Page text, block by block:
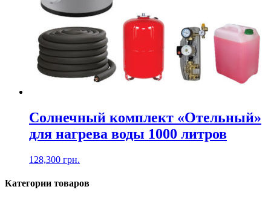
Солнечный комплект «Отельный»
для нагрева воды 1000 литров
128,300 грн.
Категории товаров